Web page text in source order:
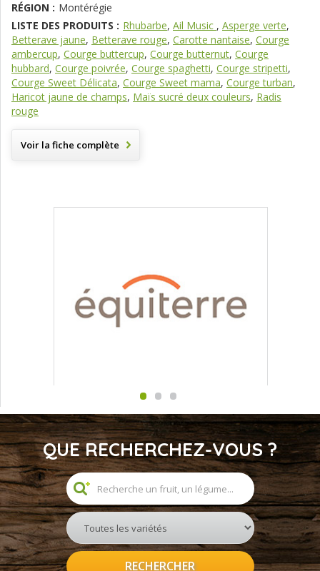
RÉGION : Montérégie
LISTE DES PRODUITS : Rhubarbe, Ail Music , Asperge verte,
Betterave jaune, Betterave rouge, Carotte nantaise, Courge
ambercup, Courge buttercup, Courge butternut, Courge
hubbard, Courge poivrée, Courge spaghetti, Courge stripetti,
Courge Sweet Délicata, Courge Sweet mama, Courge turban,
Haricot jaune de champs, Maïs sucré deux couleurs, Radis
rouge
Voir la fiche complète
QUE RECHERCHEZ-VOUS ?
RECHERCHER